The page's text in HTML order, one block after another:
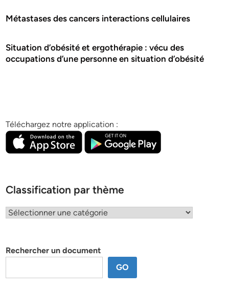
Métastases des cancers interactions cellulaires
Situation d’obésité et ergothérapie : vécu des
occupations d’une personne en situation d’obésité
Téléchargez notre application :
Classification par thème
Classification
Rechercher un document
GO